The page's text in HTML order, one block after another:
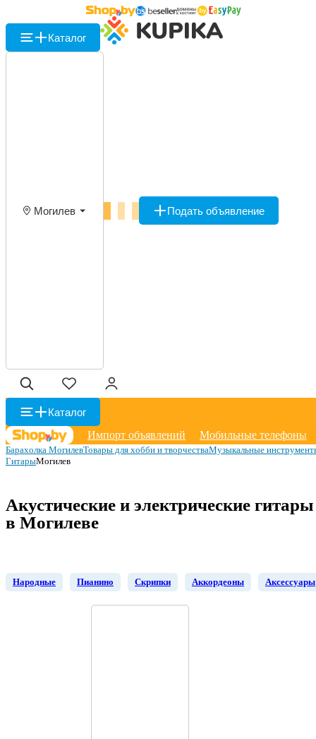
Каталог
Могилев Подать объявление
Каталог
Импорт объявлений
Мобильные телефоны
Барахолка МогилевТовары для хобби и творчестваМузыкальные
ГитарыМогилев
Акустические и электрические гитары
в Могилеве
Народные Пианино Скрипки Аккордеоны Аксессуары